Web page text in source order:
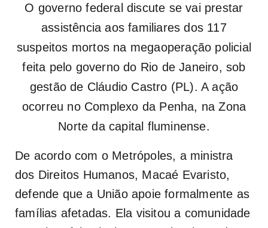
O governo federal discute se vai prestar
assistência aos familiares dos 117
suspeitos mortos na megaoperação policial
feita pelo governo do Rio de Janeiro, sob
gestão de Cláudio Castro (PL). A ação
ocorreu no Complexo da Penha, na Zona
Norte da capital fluminense.
De acordo com o Metrópoles, a ministra
dos Direitos Humanos, Macaé Evaristo,
defende que a União apoie formalmente as
famílias afetadas. Ela visitou a comunidade